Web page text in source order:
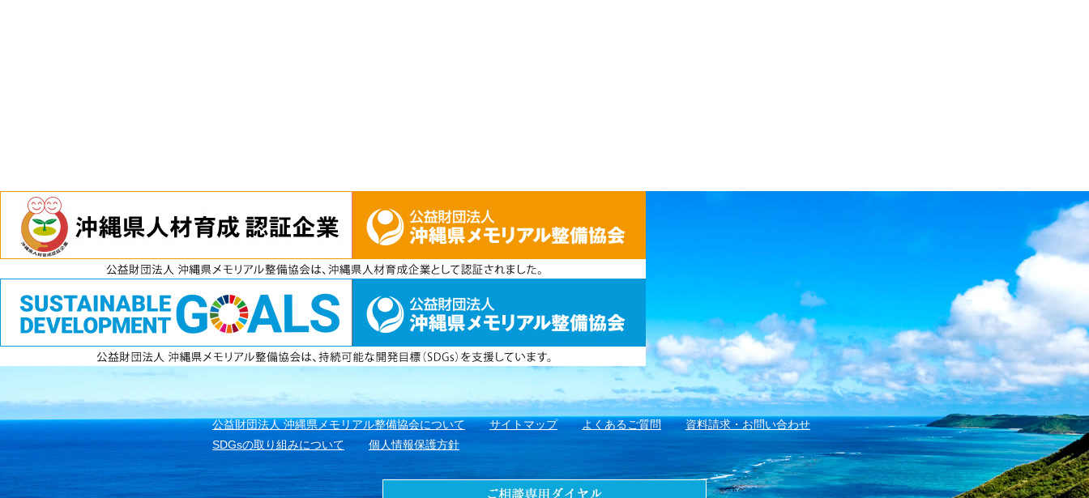
公益財団法人 沖縄県メモリアル整備協会について サイトマップ よくあるご質問
資料請求・お問い合わせ
SDGsの取り組みについて
個人情報保護方針
電話
資料請求
無料見積もり